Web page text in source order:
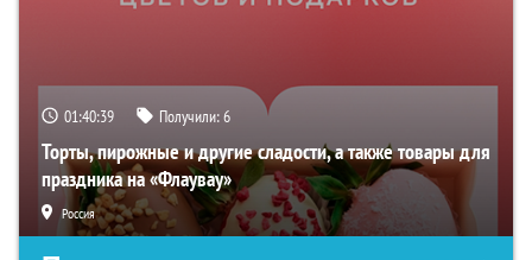
01:40:38 Получили:6
Торты, пирожные и другие сладости, а также товары для
праздника на «Флаувау»
Россия